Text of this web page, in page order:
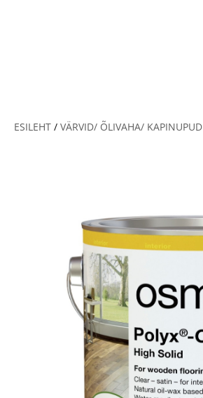
ESILEHT / VÄRVID/ ÕLIVAHA/ KAPINUPUD